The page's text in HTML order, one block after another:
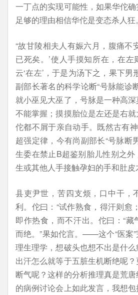
一丁点的实现可能性，如果华佗
足够的理由相信华佗是变态杀人狂。
“故甘陵相夫人有娠六月，腹痛不
已死矣。’使人手摸知所在，在左
云‘在左’，于是为汤下之，果下男
副部长著名的科学论断“号脉能诊
就小巫见大巫了，号脉是一种高
不能掌握；摸摸胎位是左还是右
佗都不屑于亲自动手。既然古有
超强定律，今有尚副部长“号脉断
生委在禁止B超鉴别胎儿性别之
生或其他人手接触孕妇的手和肚皮
县吏尹世，苦四支烦，口中干，
利。佗曰：“试作熟食，得汗则愈
即作热食，而不汗出。佗曰：“
而绝。”果如佗言。——这个“医案
理生理学，想破头也想不出是什
出汗怎么就等于五脏生机断绝呢
断气呢？这样的分析推理真是荒
的病例讨论会上如此发言，我想